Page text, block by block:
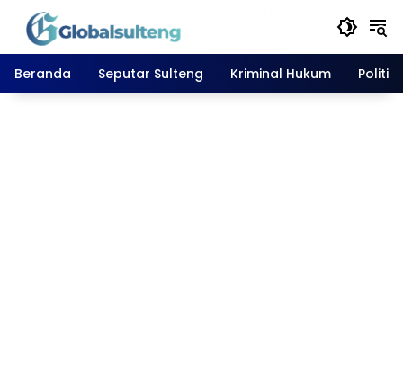
Langsung
konten
Beranda
Seputar Sulteng Kriminal Hukum Politik